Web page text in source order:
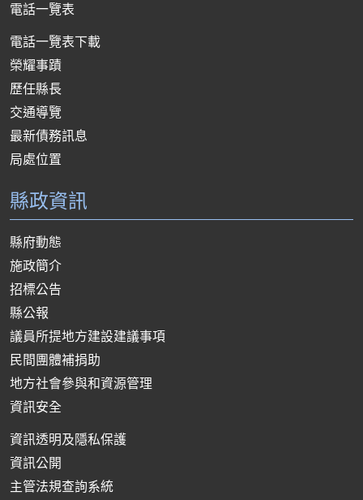
電話一覽表
電話一覽表下載
榮耀事蹟
歷任縣長
交通導覽
最新債務訊息
局處位置
縣政資訊
縣府動態
施政簡介
招標公告
縣公報
議員所提地方建設建議事項
民間團體補捐助
地方社會參與和資源管理
資訊安全
資訊透明及隱私保護
資訊公開
主管法規查詢系統